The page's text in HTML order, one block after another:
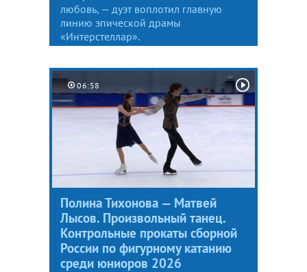
любовь, — дуэт воплотил главную
линию эпической драмы
«Интерстеллар».
06:58
Полина Тихонова — Матвей
Лысов. Произвольный танец.
Контрольные прокаты сборной
России по фигурному катанию
среди юниоров 2026